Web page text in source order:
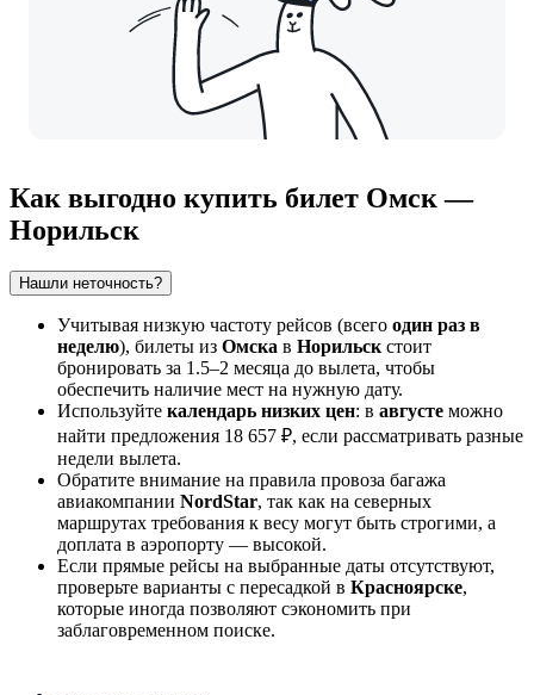
Как выгодно купить билет Омск —
Норильск
Нашли неточность?
Учитывая низкую частоту рейсов (всего один раз в
неделю), билеты из Омска в Норильск стоит
бронировать за 1.5–2 месяца до вылета, чтобы
обеспечить наличие мест на нужную дату.
Используйте календарь низких цен: в августе можно
найти предложения 18 657 ₽, если рассматривать разные
недели вылета.
Обратите внимание на правила провоза багажа
авиакомпании NordStar, так как на северных
маршрутах требования к весу могут быть строгими, а
доплата в аэропорту — высокой.
Если прямые рейсы на выбранные даты отсутствуют,
проверьте варианты с пересадкой в Красноярске,
которые иногда позволяют сэкономить при
заблаговременном поиске.